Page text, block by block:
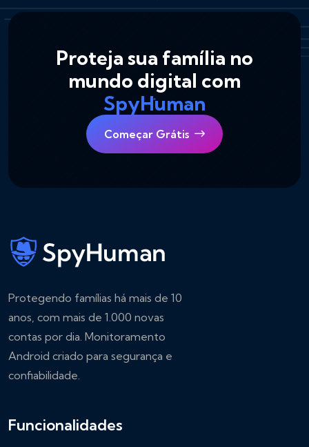
Proteja sua família no
mundo digital com
SpyHuman
Começar Grátis
Protegendo famílias há mais de 10
anos, com mais de 1.000 novas
contas por dia. Monitoramento
Android criado para segurança e
confiabilidade.
Funcionalidades